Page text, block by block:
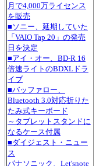
月で4,000万ライセンス
を販売
■ソニー、延期していた
「VAIO Tap 20」の発売
日を決定
■アイ・オー、BD-R 16
倍速ライトのBDXLドラ
イブ
■バッファロー、
Bluetooth 3.0対応折りた
たみ式キーボード
～タブレットスタンドに
なるケース付属
■ダイジェスト・ニュー
ス
パナソニック、Let'snote